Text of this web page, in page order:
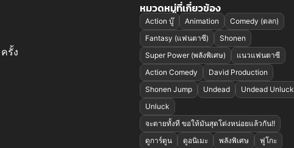
รั้ง
หมวดหมู่ที่เกี่ยวข้อง
Action บู๊ Animation
Comedy (ตลก)
Fantasy (แฟนตาซี)
Shonen
Super Power (พลังพิเศษ)
แนวแฟนตาซี
Action Comedy
David Production
Shonen Jump
Undead
Undead Unluck
Unluck
จะตายทั้งที ขอให้มันสุดโต่งหน่อยแล้วกัน!!
ดูการ์ตูน
ดูอนิเมะ พลังพิเศษ
ฟูโกะ